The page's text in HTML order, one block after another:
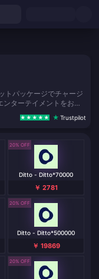
トパッケージでチャージ
ターテイメントをお楽
Trustpilot
20% OFF
Ditto - Ditto*70000
￥ 2781
20% OFF
Ditto - Ditto*500000
￥ 19869
20% OFF